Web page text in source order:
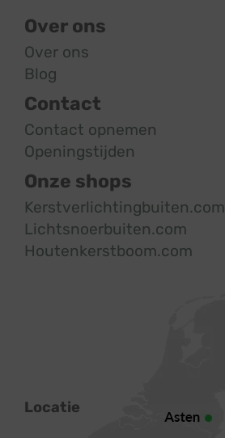
Over ons
Over ons
Blog
Contact
Contact opnemen
Openingstijden
Onze shops
Kerstverlichtingbuiten.com
Lichtsnoerbuiten.com
Houtenkerstboom.com
Locatie